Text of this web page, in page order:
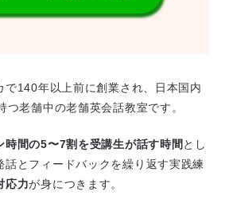
で140年以上前に創業され、日本国内
老舗中の老舗英会話教室です。
時間の5〜7割を受講生が話す時間 とし
話とフィードバックを繰り返す実践練
応力が身につきます。